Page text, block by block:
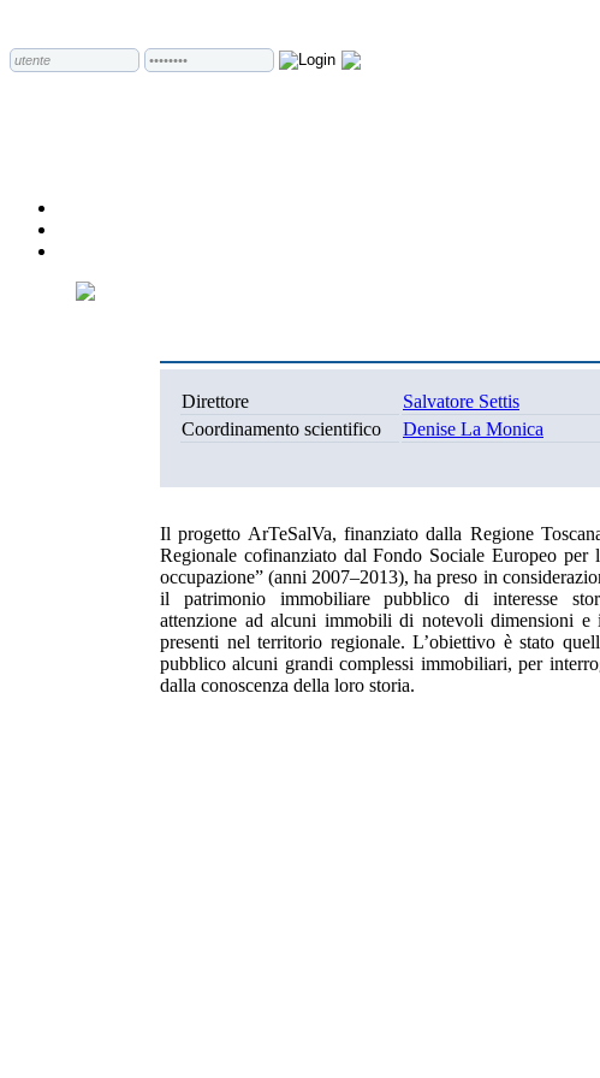
Direttore
Salvatore Settis
Coordinamento scientifico
Denise La Monica
Il progetto ArTeSalVa, finanziato dalla Regione
Regionale cofinanziato dal Fondo Sociale Europeo per
occupazione” (anni 2007–2013), ha preso in
il patrimonio immobiliare pubblico di interesse
attenzione ad alcuni immobili di notevoli dimensioni e
presenti nel territorio regionale. L’obiettivo è stato
pubblico alcuni grandi complessi immobiliari, per
dalla conoscenza della loro storia.